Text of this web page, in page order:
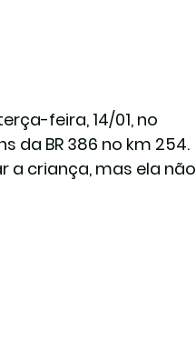
feira, 14/01, no
da BR 386 no km 254.
a criança, mas ela não